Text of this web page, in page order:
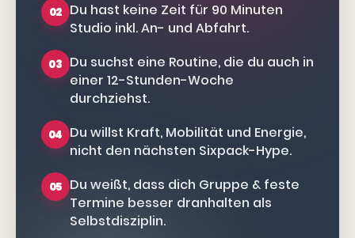
02 Du hast keine Zeit für 90 Minuten
Studio inkl. An- und Abfahrt.
03 Du suchst eine Routine, die du auch in
einer 12-Stunden-Woche
durchziehst.
04 Du willst Kraft, Mobilität und Energie,
nicht den nächsten Sixpack-Hype.
05 Du weißt, dass dich Gruppe & feste
Termine besser dranhalten als
Selbstdisziplin.